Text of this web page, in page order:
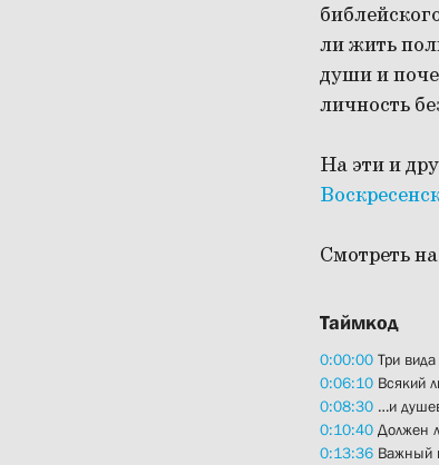
ли жить
души и
личность
На эти и
Смотреть на
Таймкод
0:00:00 Три
0:06:10 Всякий
0:08:30 …и
0:10:40 Должен
0:13:36 Важный